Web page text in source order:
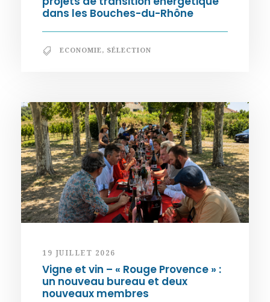
dans les Bouches-du-Rhône
ECONOMIE, SÉLECTION
19 JUILLET 2026
Vigne et vin – « Rouge Provence » :
un nouveau bureau et deux
nouveaux membres